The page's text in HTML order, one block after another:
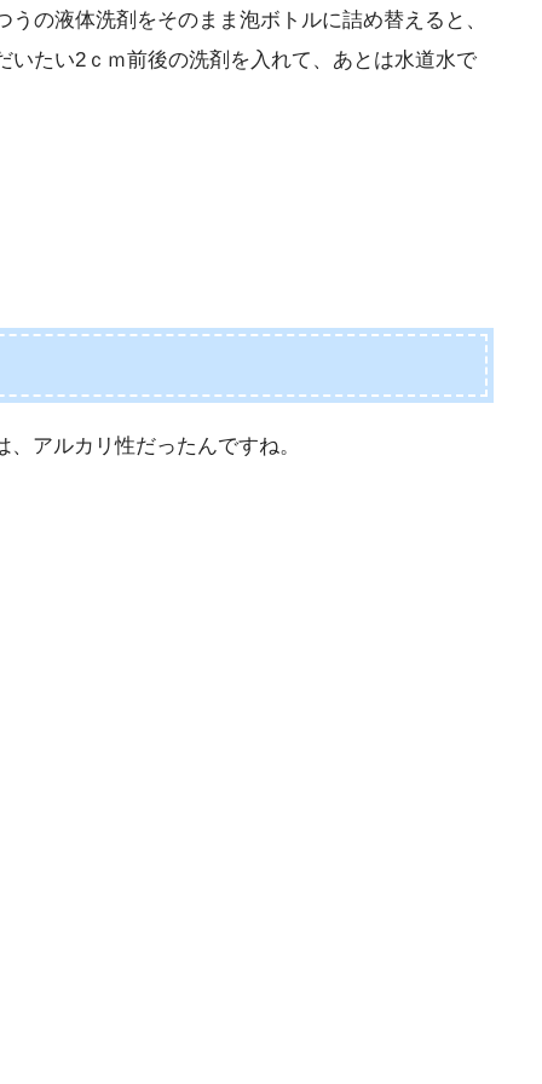
の液体洗剤をそのまま泡ボトルに詰め替えると、
たい2ｃｍ前後の洗剤を入れて、あとは水道水で
アルカリ性だったんですね。